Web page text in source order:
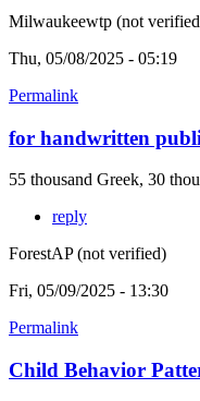
Milwaukeewtp (not
Thu, 05/08/2025 - 05:19
Permalink
for handwritten
55 thousand Greek, 30
reply
ForestAP (not verified)
Fri, 05/09/2025 - 13:30
Permalink
Child Behavior